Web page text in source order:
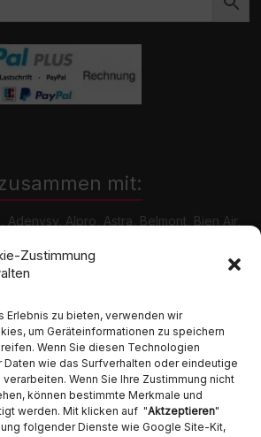
Zustimmung
Erlebnis zu bieten, verwenden wir
um Geräteinformationen zu speichern
Wenn Sie diesen Technologien
Daten wie das Surfverhalten oder eindeutige
Wenn Sie Ihre Zustimmung nicht
können bestimmte Merkmale und
werden. Mit klicken auf "Aktzeptieren"
folgender Dienste wie Google Site-Kit,
mit:
Alpro, Astra, Belmont, Bien Air,
ETI, Euronda, Faro, Gcomm, KaVo,
Metasys, MK-Dent, NSK, Ophardt
Scican, TKD, Velopex, u.v.m